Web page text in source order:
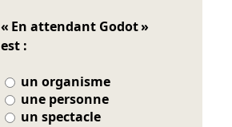
« En attendant Godot »
est :
un organisme
une personne
un spectacle